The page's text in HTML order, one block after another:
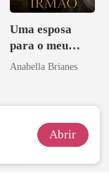
Uma esposa
para o meu
irmão
Anabella Brianes
Abrir